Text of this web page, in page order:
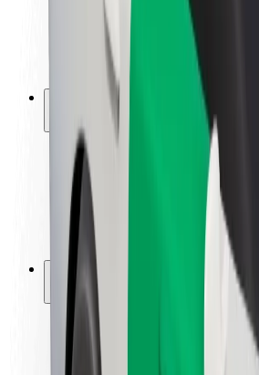
ბრენდი
მედია
ურბანული ფონდი
უსაფრთხოება
მგზავრების უსაფრთხოება
მძღოლების უსაფრთხოება
სკუტერის უსაფრთხოება
უსაფრთხოება
ქალაქები
ლოკაციები
ქალაქი უკეთესობისკენ